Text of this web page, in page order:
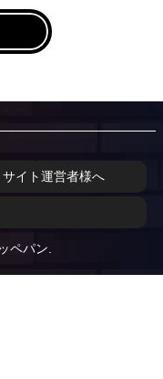
サイト運営者様へ
ペパン.